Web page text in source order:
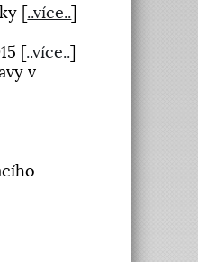
[..více..]
[..více..]
v